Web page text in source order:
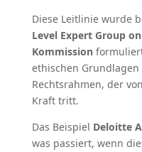
Diese Leitlinie wurde
Level Expert Group
Kommission
ethischen
Rechtsrahmen, der
Kraft tritt.
Das Beispiel Deloitte
was passiert, wenn